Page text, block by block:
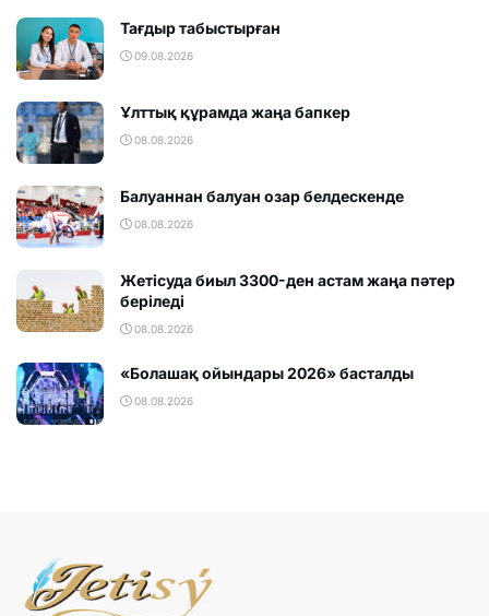
Тағдыр табыстырған
09.08.2026
Ұлттық құрамда жаңа бапкер
08.08.2026
Балуаннан балуан озар белдескенде
08.08.2026
Жетісуда биыл 3300-ден астам жаңа пәтер
беріледі
08.08.2026
«Болашақ ойындары 2026» басталды
08.08.2026